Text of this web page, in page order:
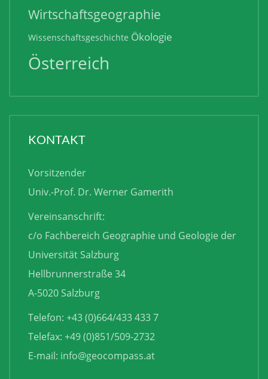
Wirtschaftsgeographie
Wissenschaftsgeschichte Ökologie
Österreich
KONTAKT
Vorsitzender
Univ.-Prof. Dr. Werner Gamerith
Vereinsanschrift:
c/o Fachbereich Geographie und Geologie der
Universität Salzburg
Hellbrunnerstraße 34
A-5020 Salzburg
Telefon: +43 (0)664/433 433 7
Telefax: +49 (0)851/509-2732
E-mail: info@geocompass.at